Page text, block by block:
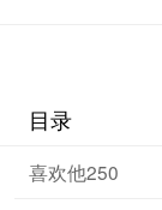
们两个互生情
的呀！ 一波
都能让她背上
不到更大的阴
目录
喜欢他250